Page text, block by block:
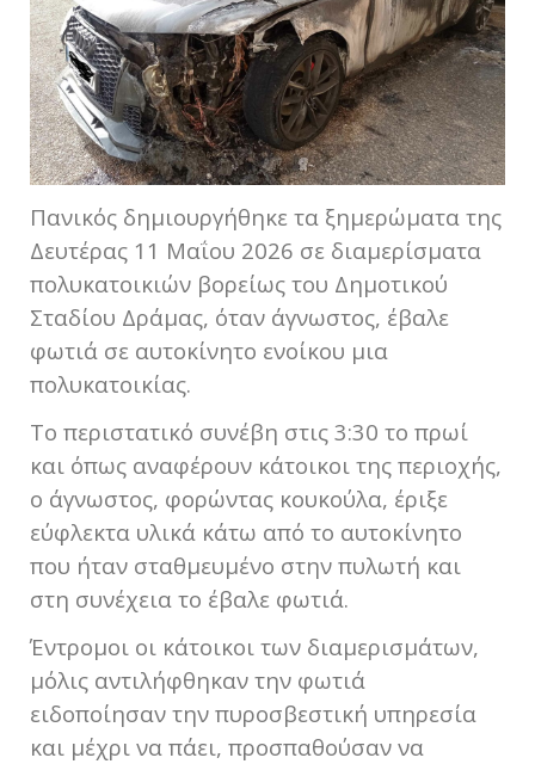
Πανικός δημιουργήθηκε τα ξημερώματα της
Δευτέρας 11 Μαΐου 2026 σε διαμερίσματα
πολυκατοικιών βορείως του Δημοτικού
Σταδίου Δράμας, όταν άγνωστος, έβαλε
φωτιά σε αυτοκίνητο ενοίκου μια
πολυκατοικίας.
Το περιστατικό συνέβη στις 3:30 το πρωί
και όπως αναφέρουν κάτοικοι της περιοχής,
ο άγνωστος, φορώντας κουκούλα, έριξε
εύφλεκτα υλικά κάτω από το αυτοκίνητο
που ήταν σταθμευμένο στην πυλωτή και
στη συνέχεια το έβαλε φωτιά.
Έντρομοι οι κάτοικοι των διαμερισμάτων,
μόλις αντιλήφθηκαν την φωτιά
ειδοποίησαν την πυροσβεστική υπηρεσία
και μέχρι να πάει, προσπαθούσαν να